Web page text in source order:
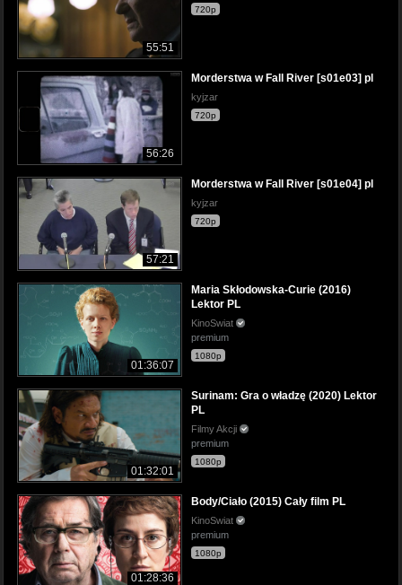
55:51
720p
56:26
Morderstwa w Fall River [s01e03] pl
kyjzar
720p
57:21
Morderstwa w Fall River [s01e04] pl
kyjzar
720p
01:36:07
Maria Skłodowska-Curie (2016)
Lektor PL
KinoSwiat
premium
1080p
01:32:01
Surinam: Gra o władzę (2020) Lektor
PL
Filmy Akcji
premium
1080p
01:28:36
Body/Ciało (2015) Cały film PL
KinoSwiat
premium
1080p